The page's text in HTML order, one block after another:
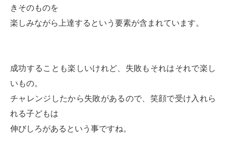
きそのものを
楽しみながら上達するという要素が含まれています。
成功することも楽しいけれど、失敗もそれはそれで楽し
いもの。
チャレンジしたから失敗があるので、笑顔で受け入れら
れる子どもは
伸びしろがあるという事ですね。